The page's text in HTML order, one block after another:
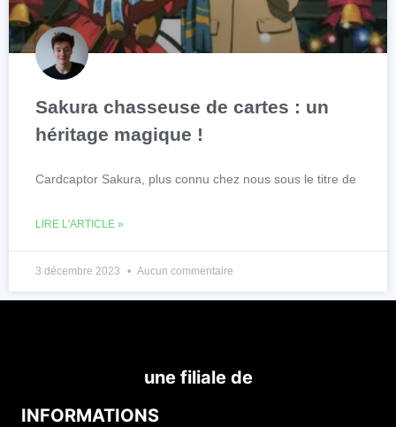
Sakura chasseuse de cartes : un
héritage magique !
Cardcaptor Sakura, plus connu chez nous sous le titre de
LIRE L'ARTICLE »
3 décembre 2023 Aucun commentaire
une filiale de
INFORMATIONS